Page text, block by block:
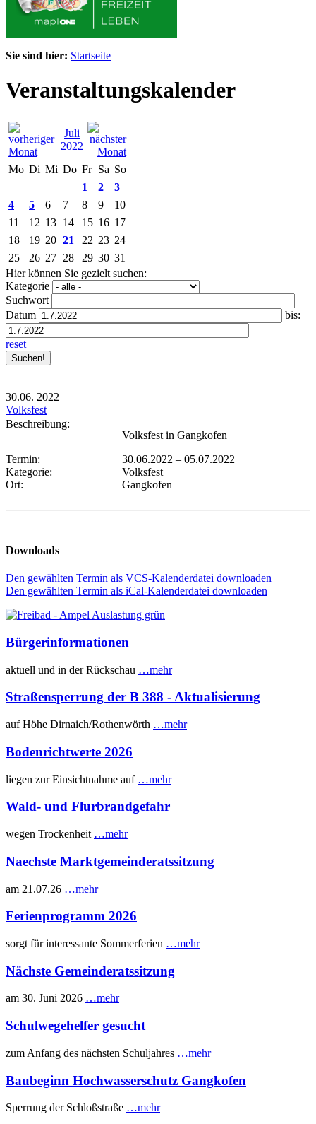
Sie sind hier: Startseite
Veranstaltungskalender
Juli
2022
Mo Di Mi Do Fr Sa So
1
2
3
4
5 6 7 8 9
10
11
12 13 14 15 16 17
18
19 20 21 22 23 24
25
26 27 28 29 30 31
Hier können Sie gezielt suchen:
Kategorie
Suchwort
Datum
bis:
reset
30.06. 2022
Volksfest
Beschreibung:
Volksfest in Gangkofen
Termin:
30.06.2022 – 05.07.2022
Kategorie:
Volksfest
Ort:
Gangkofen
Downloads
Den gewählten Termin als VCS-Kalenderdatei downloaden
Den gewählten Termin als iCal-Kalenderdatei downloaden
Bürgerinformationen
aktuell und in der Rückschau …mehr
Straßensperrung der B 388 - Aktualisierung
auf Höhe Dirnaich/Rothenwörth …mehr
Bodenrichtwerte 2026
liegen zur Einsichtnahme auf …mehr
Wald- und Flurbrandgefahr
wegen Trockenheit …mehr
Naechste Marktgemeinderatssitzung
am 21.07.26 …mehr
Ferienprogramm 2026
sorgt für interessante Sommerferien …mehr
Nächste Gemeinderatssitzung
am 30. Juni 2026 …mehr
Schulwegehelfer gesucht
zum Anfang des nächsten Schuljahres …mehr
Baubeginn Hochwasserschutz Gangkofen
Sperrung der Schloßstraße …mehr